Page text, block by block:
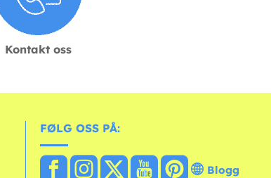
Kontakt oss
FØLG OSS PÅ:
Blogg